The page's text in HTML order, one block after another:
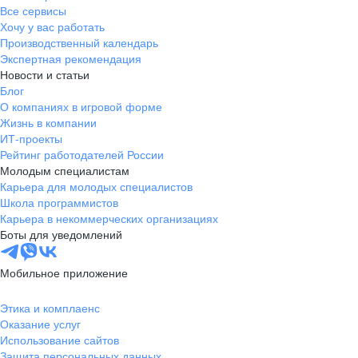
Все сервисы
Хочу у вас работать
Производственный календарь
Экспертная рекомендация
Новости и статьи
Блог
О компаниях в игровой форме
Жизнь в компании
ИТ-проекты
Рейтинг работодателей России
Молодым специалистам
Карьера для молодых специалистов
Школа программистов
Карьера в некоммерческих организациях
Боты для уведомлений
Мобильное приложение
Этика и комплаенс
Оказание услуг
Использование сайтов